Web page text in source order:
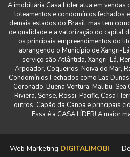
A imobiliária Casa Líder atua em vendas
loteamentos e condomínios fechados
demais estados do Brasil, mas tem
de qualidade e a valorização do capital
os principais empreendimentos do
abrangendo o Município de Xangri-
serviço são Atlântida, Xangri-Lá,
Arpoador, Coqueiros, Noiva do Mar,
Condomínios Fechados como Las
Coronado, Buena Ventura, Malibu, Sea
Riviera, Sense, Rossi, Pacific, Casa
outros, Capão da Canoa e principais
Essa é a CASA LÍDER! A maior
Web Marketing DIGITALIMOBI